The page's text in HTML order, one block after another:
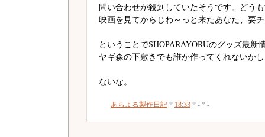
問い合わせが殺到していたそうです。どう
映画を見てからじわ～っと来たあなた、要
ということでSHOPARAYORUのグッズ最新
ヤギ森の下敷きでも誰か作ってくれないか
ないな。
あらよる製作日記 * 18:33 * - * -